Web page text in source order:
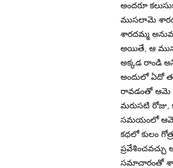
అందరూ
ముసలామె
శారదమ్మ
అయితే, ఆ
అక్కడ రాండి
అందులో ఏదో
రావడంతో ఆమె
మరుసటి
సమయంలో ఆమె
కథలో కులం
ప్రవేశించవచ్చు
సమాచారంతో